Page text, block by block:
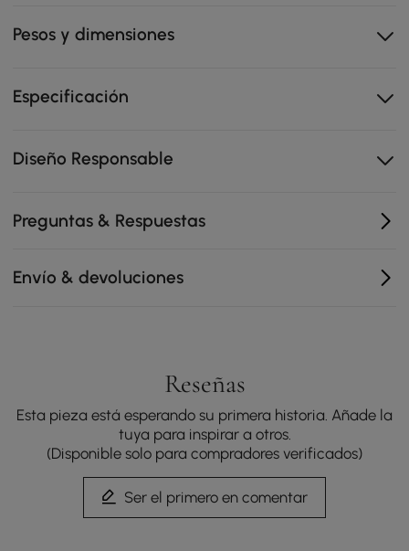
manteniendo los espacios de vida ordenados mientras
se comparten momentos preciados con los seres
El compartimento del proyector integrado mantiene la
La construcción de madera de fresno macizo y
Los cajones de deslizamiento silencioso con
suavemente.
Pesos y dimensiones
Especificación
Diseño Responsable
Preguntas & Respuestas
Envío & devoluciones
Reseñas
Esta pieza está esperando su primera historia. Añade la
tuya para inspirar a otros.
(Disponible solo para compradores verificados)
Ser el primero en comentar